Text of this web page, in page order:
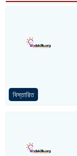
বিস্তারিত